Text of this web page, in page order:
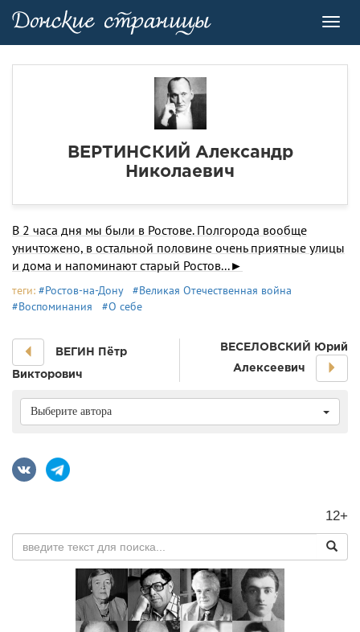
ВЕРТИНСКИЙ Александр
Николаевич
В 2 часа дня мы были в Ростове. Полгорода вообще
уничтожено, в остальной половине очень приятные улицы
и дома и напоминают старый Ростов...►
теги: #Ростов-на-Дону
#Великая Отечественная война
#Воспоминания
#О себе
ВЕГИН Пётр
Викторович
ВЕСЕЛОВСКИЙ Юрий
Алексеевич
Выберите автора
12+